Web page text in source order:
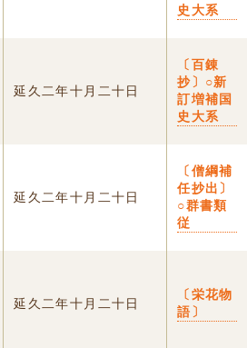
史大系
延久二年十月二十日
〔百錬
抄〕○新
訂増補国
史大系
延久二年十月二十日
〔僧綱補
任抄出〕
○群書類
従
延久二年十月二十日
〔栄花物
語〕